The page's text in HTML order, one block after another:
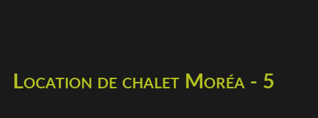
Location de chalet Moréa - 5